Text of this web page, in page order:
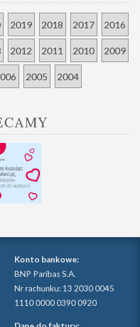
2019 2018 2017 2016
2012 2011 2010 2009
2005 2004
Konto bankowe:
BNP Paribas S.A.
Nr rachunku: 13 2030 0045
1110 0000 0390 0920